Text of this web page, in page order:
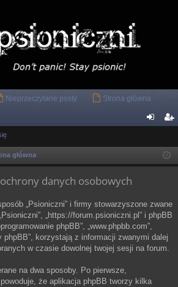
Nieprzeczytane posty Strona główna
ę
ej
j
główna
danych osobowych
„Psioniczni” i firmy stowarzyszone zwane
„https://forum.psioniczni.pl” i phpBB
phpBB”, „www.phpbb.com”,
phpBB”, korzystają z informacji zwanymi dalej
w czasie dowolnej twojej sesji na forum.
na dwa sposoby. Po pierwsze,
powoduje, że aplikacja phpBB tworzy kilka